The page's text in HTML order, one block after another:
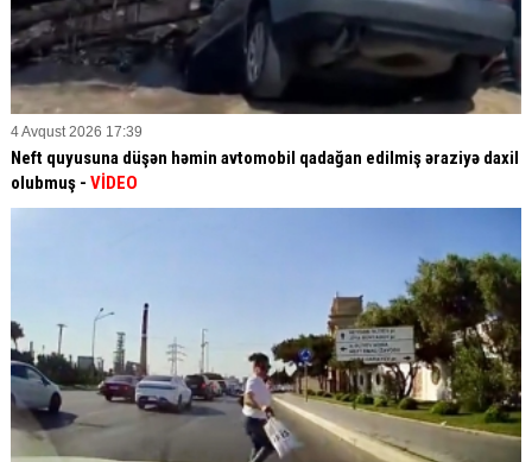
4 Avqust 2026 17:39
Neft quyusuna düşən həmin avtomobil qadağan edilmiş əraziyə daxil
olubmuş - VİDEO